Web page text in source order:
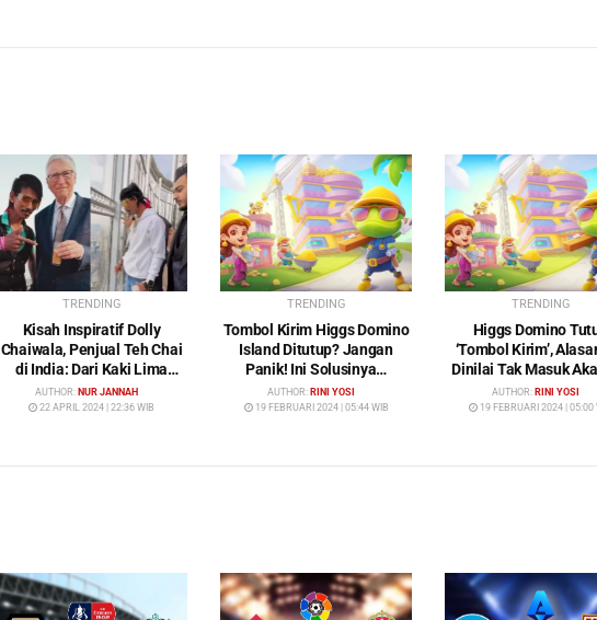
TRENDING
Kisah Inspiratif Dolly
Chaiwala, Penjual Teh Chai
di India: Dari Kaki Lima
Menuju Kehidupan Mewah
AUTHOR: NUR JANNAH
22 APRIL 2024 | 22:36 WIB
TRENDING
Tombol Kirim Higgs Domino
Island Ditutup? Jangan
Panik! Ini Solusinya…
AUTHOR: RINI YOSI
19 FEBRUARI 2024 | 05:44 WIB
TRENDING
Higgs Domino
‘Tombol Kirim’,
Dinilai Tak Masuk
Rugikan Pengguna
AUTHOR: RINI YOSI
19 FEBRUARI 2024 | 05:00